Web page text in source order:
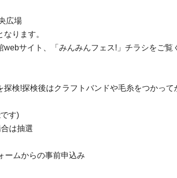
広場
ります。
サイト、「みんみんフェス!」チラシをご覧
探検!探検後はクラフトバンドや毛糸をつかって
す)
は抽選
ームからの事前申込み